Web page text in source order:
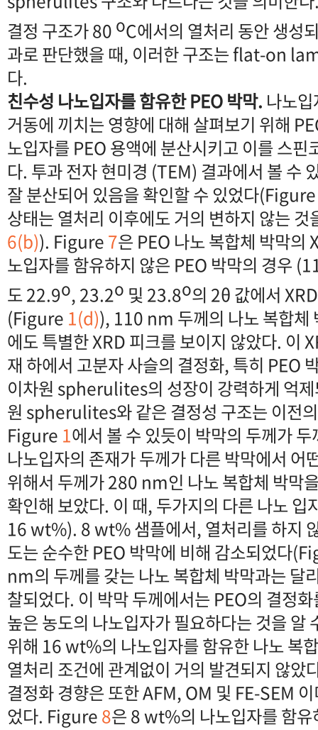
결정 구조가 80 oC에서의 열처리 동안 생성
과로 판단했을 때, 이러한 구조는 flat-on
다.
친수성 나노입자를 함유한 PEO 박막. 나노
거동에 끼치는 영향에 대해 살펴보기 위해
노입자를 PEO 용액에 분산시키고 이를 스핀
다. 투과 전자 현미경 (TEM) 결과에서 볼 수
잘 분산되어 있음을 확인할 수 있었다
상태는 열처리 이후에도 거의 변하지 않는
6(b)). Figure7은 PEO 나노 복합체 박막의
노입자를 함유하지 않은 PEO 박막의 경우
도 22.9o, 23.2o 및 23.8o의 2θ 값에서
(Figure 1(d)), 110 nm 두께의 나노 복합체
에도 특별한 XRD 피크를 보이지 않았다. 이
재 하에서 고분자 사슬의 결정화, 특히 PEO
이차원 spherulites의 성장이 강력하게 억
원 spherulites와 같은 결정성 구조는 이전
Figure 1에서 볼 수 있듯이 박막의 두께가
나노입자의 존재가 두께가 다른 박막에서 어
위해서 두께가 280 nm인 나노 복합체 박막
확인해 보았다. 이 때, 두가지의 다른 나노 입
16 wt%). 8 wt% 샘플에서, 열처리를 하지
도는 순수한 PEO 박막에 비해 감소되었다
nm의 두께를 갖는 나노 복합체 박막과는 달
찰되었다. 이 박막 두께에서는 PEO의 결정
높은 농도의 나노입자가 필요하다는 것을 알
위해 16 wt%의 나노입자를 함유한 나노 복
열처리 조건에 관계없이 거의 발견되지 않
결정화 경향은 또한 AFM, OM 및 FE-SEM
었다. Figure8은 8 wt%의 나노입자를 함